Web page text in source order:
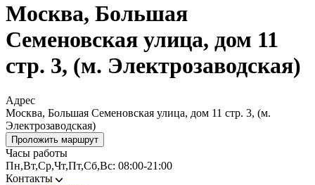
Москва, Большая
Семеновская улица, дом 11
стр. 3, (м. Электрозаводская)
Адрес
Москва, Большая Семеновская улица, дом 11 стр. 3, (м.
Электрозаводская)
Проложить маршрут
Часы работы
Пн,Вт,Ср,Чт,Пт,Сб,Вс: 08:00-21:00
Контакты